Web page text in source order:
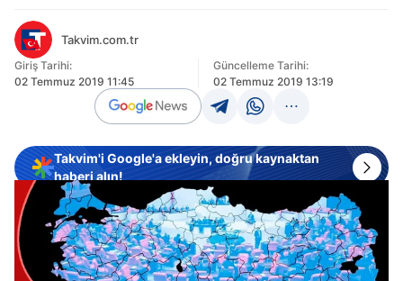
Takvim.com.tr
Giriş Tarihi:
02 Temmuz 2019 11:45
Güncelleme Tarihi:
02 Temmuz 2019 13:19
Takvim'i Google'a ekleyin, doğru kaynaktan
haberi alın!